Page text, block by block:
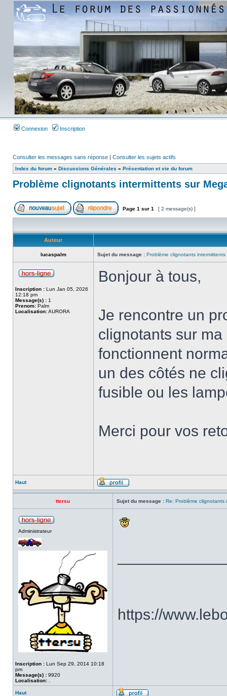
Connexion Inscription
Consulter les messages sans réponse | Consulter les sujets actifs
Index du forum » Discussions Générales » Présentation et vie du forum
Problème clignotants intermittents sur
Page 1 sur 1 [ 2 message(s) ]
Auteur
lucaspalm Sujet du message : Problème clignotants intermittents
Inscription : Lun Jan 05, 2026
12:18 pm
Message(s) : 1
Prenom: Palm
Localisation:AURORA
Bonjour à tous,
Je rencontre un
clignotants sur
fonctionnent
un des côtés ne
fusible ou les
Merci pour vos
Haut
ttersu Sujet du message : Re: Problème clignotants
Administrateur
Inscription : Lun Sep 29, 2014 10:18
pm
Message(s) : 9920
Localisation:
https://
Haut